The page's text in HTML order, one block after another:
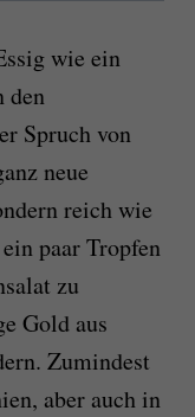
wie ein
den
Spruch von
neue
reich wie
paar Tropfen
zu
Gold aus
Zumindest
aber auch in